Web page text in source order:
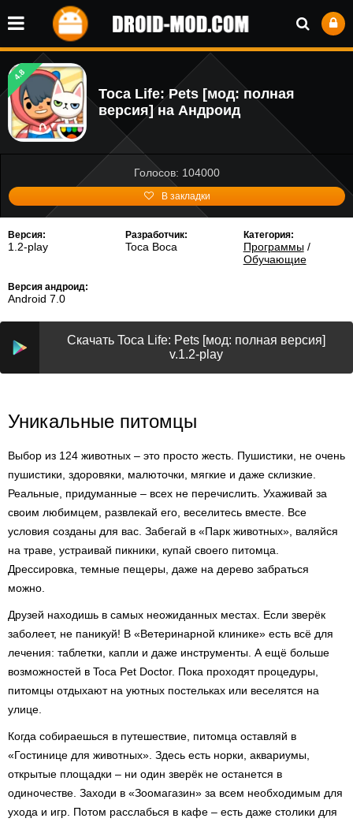
4.8
Toca Life: Pets [мод: полная
версия] на Андроид
Голосов: 104000
В закладки
Версия:
1.2-play
Разработчик:
Toca Boca
Категория:
Программы/
Обучающие
Версия андроид:
Android 7.0
Скачать Toca Life: Pets [мод: полная версия]
v.1.2-play
Уникальные питомцы
Выбор из 124 животных – это просто жесть. Пушистики, не очень
пушистики, здоровяки, малюточки, мягкие и даже склизкие.
Реальные, придуманные – всех не перечислить. Ухаживай за
своим любимцем, развлекай его, веселитесь вместе. Все
условия созданы для вас. Забегай в «Парк животных», валяйся
на траве, устраивай пикники, купай своего питомца.
Дрессировка, темные пещеры, даже на дерево забраться
можно.
Друзей находишь в самых неожиданных местах. Если зверёк
заболеет, не паникуй! В «Ветеринарной клинике» есть всё для
лечения: таблетки, капли и даже инструменты. А ещё больше
возможностей в Toca Pet Doctor. Пока проходят процедуры,
питомцы отдыхают на уютных постельках или веселятся на
улице.
Когда собираешься в путешествие, питомца оставляй в
«Гостинице для животных». Здесь есть норки, аквариумы,
открытые площадки – ни один зверёк не останется в
одиночестве. Заходи в «Зоомагазин» за всем необходимым для
ухода и игр. Потом расслабься в кафе – есть даже столики для